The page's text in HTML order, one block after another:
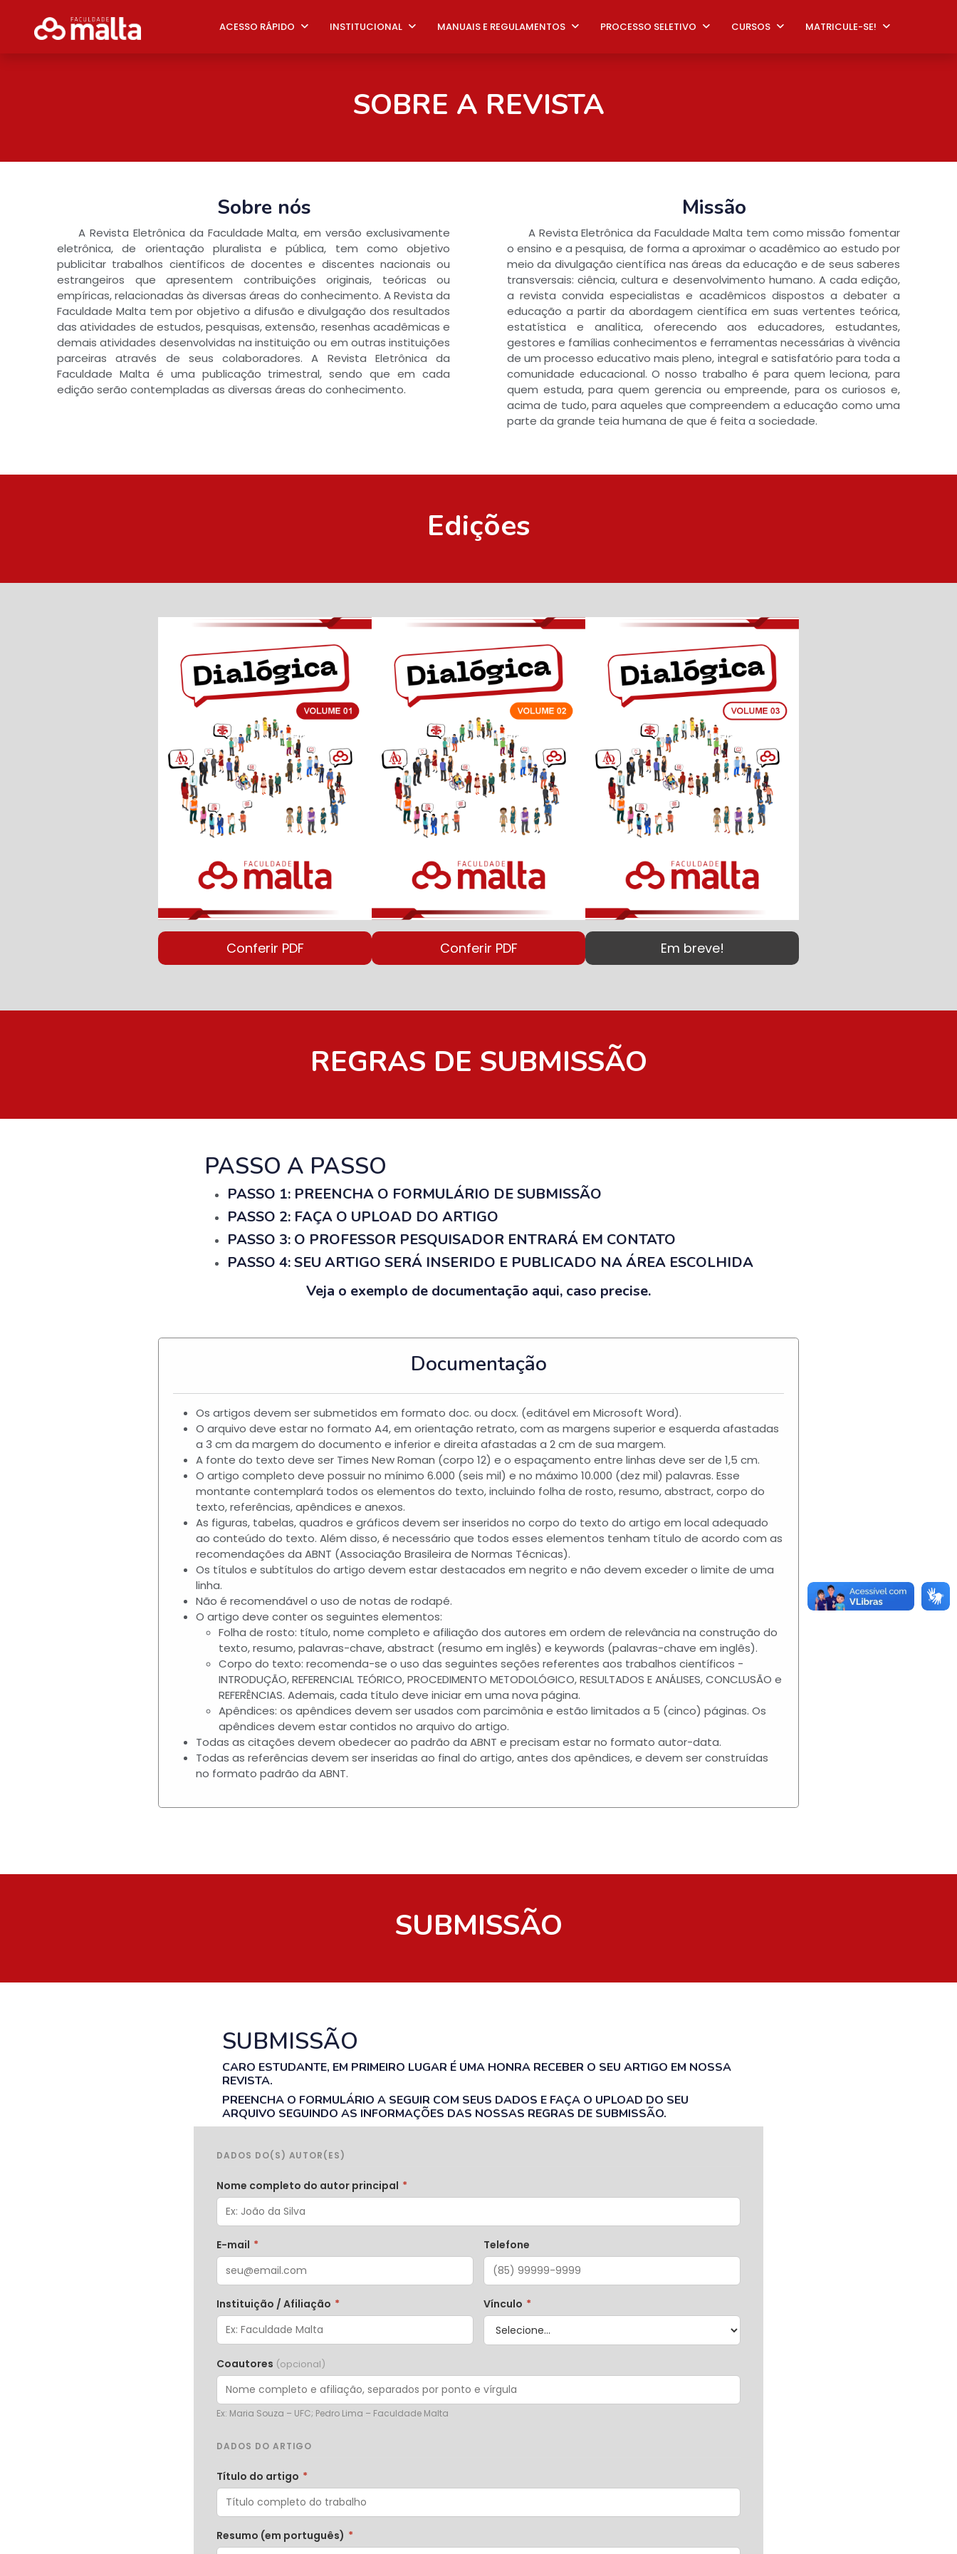
ACESSO RÁPIDO INSTITUCIONAL MANUAIS E REGULAMENTOS PROCESSO SELETIVO CURSOS MATRICULE-SE!
SOBRE A REVISTA
Sobre nós
A Revista Eletrônica da Faculdade Malta, em versão exclusivamente
eletrônica, de orientação pluralista e pública, tem como objetivo
publicitar trabalhos científicos de docentes e discentes nacionais ou
estrangeiros que apresentem contribuições originais, teóricas ou
empíricas, relacionadas às diversas áreas do conhecimento. A Revista da
Faculdade Malta tem por objetivo a difusão e divulgação dos resultados
das atividades de estudos, pesquisas, extensão, resenhas acadêmicas e
demais atividades desenvolvidas na instituição ou em outras instituições
parceiras através de seus colaboradores. A Revista Eletrônica da
Faculdade Malta é uma publicação trimestral, sendo que em cada
edição serão contempladas as diversas áreas do conhecimento.
Missão
A Revista Eletrônica da Faculdade Malta tem como missão fomentar
o ensino e a pesquisa, de forma a aproximar o acadêmico ao estudo por
meio da divulgação científica nas áreas da educação e de seus saberes
transversais: ciência, cultura e desenvolvimento humano. A cada edição,
a revista convida especialistas e acadêmicos dispostos a debater a
educação a partir da abordagem científica em suas vertentes teórica,
estatística e analítica, oferecendo aos educadores, estudantes,
gestores e famílias conhecimentos e ferramentas necessárias à vivência
de um processo educativo mais pleno, integral e satisfatório para toda a
comunidade educacional. O nosso trabalho é para quem leciona, para
quem estuda, para quem gerencia ou empreende, para os curiosos e,
acima de tudo, para aqueles que compreendem a educação como uma
parte da grande teia humana de que é feita a sociedade.
Edições
Conferir PDF Conferir PDF Em breve!
REGRAS DE SUBMISSÃO
PASSO A PASSO
PASSO 1: PREENCHA O FORMULÁRIO DE SUBMISSÃO
PASSO 2: FAÇA O UPLOAD DO ARTIGO
PASSO 3: O PROFESSOR PESQUISADOR ENTRARÁ EM CONTATO
PASSO 4: SEU ARTIGO SERÁ INSERIDO E PUBLICADO NA ÁREA ESCOLHIDA
Veja o exemplo de documentação aqui, caso precise.
Documentação
Os artigos devem ser submetidos em formato doc. ou docx. (editável em Microsoft Word).
O arquivo deve estar no formato A4, em orientação retrato, com as margens superior e esquerda afastadas
a 3 cm da margem do documento e inferior e direita afastadas a 2 cm de sua margem.
A fonte do texto deve ser Times New Roman (corpo 12) e o espaçamento entre linhas deve ser de 1,5 cm.
O artigo completo deve possuir no mínimo 6.000 (seis mil) e no máximo 10.000 (dez mil) palavras. Esse
montante contemplará todos os elementos do texto, incluindo folha de rosto, resumo, abstract, corpo do
texto, referências, apêndices e anexos.
As figuras, tabelas, quadros e gráficos devem ser inseridos no corpo do texto do artigo em local adequado
ao conteúdo do texto. Além disso, é necessário que todos esses elementos tenham título de acordo com as
recomendações da ABNT (Associação Brasileira de Normas Técnicas).
Os títulos e subtítulos do artigo devem estar destacados em negrito e não devem exceder o limite de uma
linha.
Não é recomendável o uso de notas de rodapé.
O artigo deve conter os seguintes elementos:
Folha de rosto: título, nome completo e afiliação dos autores em ordem de relevância na construção do
texto, resumo, palavras-chave, abstract (resumo em inglês) e keywords (palavras-chave em inglês).
Corpo do texto: recomenda-se o uso das seguintes seções referentes aos trabalhos científicos -
INTRODUÇÃO, REFERENCIAL TEÓRICO, PROCEDIMENTO METODOLÓGICO, RESULTADOS E ANÁLISES, CONCLUSÃO e
REFERÊNCIAS. Ademais, cada título deve iniciar em uma nova página.
Apêndices: os apêndices devem ser usados com parcimônia e estão limitados a 5 (cinco) páginas. Os
apêndices devem estar contidos no arquivo do artigo.
Todas as citações devem obedecer ao padrão da ABNT e precisam estar no formato autor-data.
Todas as referências devem ser inseridas ao final do artigo, antes dos apêndices, e devem ser construídas
no formato padrão da ABNT.
SUBMISSÃO
SUBMISSÃO
CARO ESTUDANTE, EM PRIMEIRO LUGAR É UMA HONRA RECEBER O SEU ARTIGO EM NOSSA
REVISTA.
PREENCHA O FORMULÁRIO A SEGUIR COM SEUS DADOS E FAÇA O UPLOAD DO SEU
ARQUIVO SEGUINDO AS INFORMAÇÕES DAS NOSSAS REGRAS DE SUBMISSÃO.
DADOS DO(S) AUTOR(ES)
Nome completo do autor principal *
E-mail * Telefone
Instituição / Afiliação * Vínculo *
Coautores (opcional)
Ex: Maria Souza – UFC; Pedro Lima – Faculdade Malta
DADOS DO ARTIGO
Título do artigo *
Resumo (em português) *